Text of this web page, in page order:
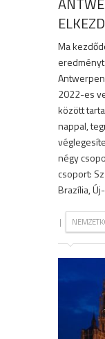
Ma
2022-es
között
nappal,
négy
csoport:
Brazília,
|